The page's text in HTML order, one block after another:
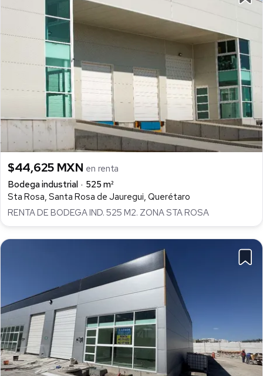
$44,625 MXN en renta
Bodega industrial
525 m²
Sta Rosa, Santa Rosa de Jauregui, Querétaro
RENTA DE BODEGA IND. 525 M2. ZONA STA ROSA